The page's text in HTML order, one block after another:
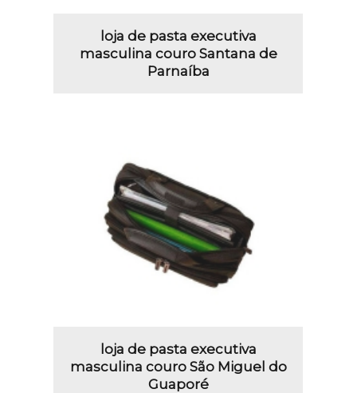
loja de pasta executiva
masculina couro Santana de
Parnaíba
loja de pasta executiva
masculina couro São Miguel do
Guaporé